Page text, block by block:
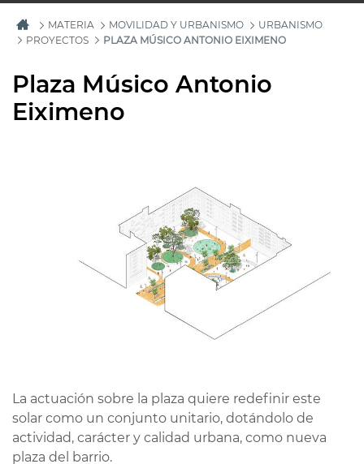
MATERIA MOVILIDAD Y URBANISMO
URBANISMO
PROYECTOS
PLAZA MÚSICO ANTONIO EIXIMENO
Plaza Músico Antonio
Eiximeno
La actuación sobre la plaza quiere redefinir este
solar como un conjunto unitario, dotándolo de
actividad, carácter y calidad urbana, como nueva
plaza del barrio.